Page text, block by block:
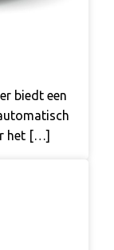
biedt een
het […]